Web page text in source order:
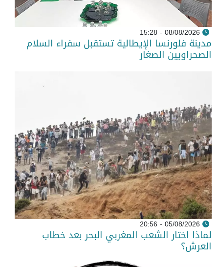
08/08/2026 - 15:28
مدينة فلورنسا الإيطالية تستقبل سفراء السلام
الصحراويين الصغار
05/08/2026 - 20:56
لماذا اختار الشعب المغربي البحر بعد خطاب
العرش؟